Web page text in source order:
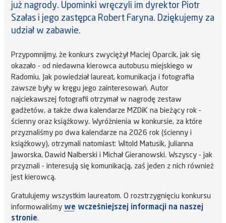
już nagrody. Upominki wręczyli im dyrektor Piotr
Szałas i jego zastępca Robert Faryna. Dziękujemy za
udział w zabawie.
Przypomnijmy, że konkurs zwyciężył Maciej Oparcik, jak się
okazało - od niedawna kierowca autobusu miejskiego w
Radomiu. Jak powiedział laureat, komunikacja i fotografia
zawsze były w kręgu jego zainteresowań. Autor
najciekawszej fotografii otrzymał w nagrodę zestaw
gadżetów, a także dwa kalendarze MZDiK na bieżący rok -
ścienny oraz książkowy. Wyróżnienia w konkursie, za które
przyznaliśmy po dwa kalendarze na 2026 rok (ścienny i
książkowy), otrzymali natomiast: Witold Matusik, Julianna
Jaworska, Dawid Nalberski i Michał Gieranowski. Wszyscy - jak
przyznali - interesują się komunikacją, zaś jeden z nich również
jest kierowcą.
Gratulujemy wszystkim laureatom. O rozstrzygnięciu konkursu
informowaliśmy we wcześniejszej informacji na naszej
stronie.